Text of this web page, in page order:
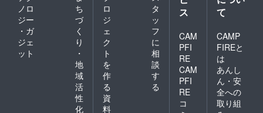
ノロ
ジー
・ガ
ジェ
ット
ち
づ
く
り
・
地
域
活
性
化
ロ
ジ
ェ
ク
ト
を
作
る
タ
ッ
フ
に
相
談
す
る
資
料
ス
CAM
PFI
RE
CAM
PFI
RE
コ
て
CAMP
FIREと
は
あんし
ん・安
全への
取り組